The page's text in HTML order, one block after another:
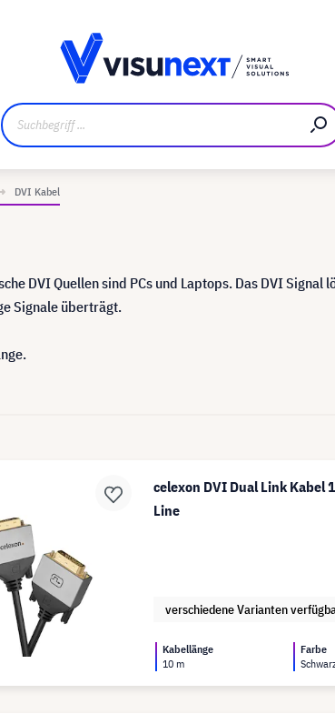
DVI Kabel
DVI Quellen sind PCs und Laptops. Das DVI Signal
Signale überträgt.
celexon DVI Dual Link Kabel
Line
verschiedene Varianten
Kabellänge
10 m
Farbe